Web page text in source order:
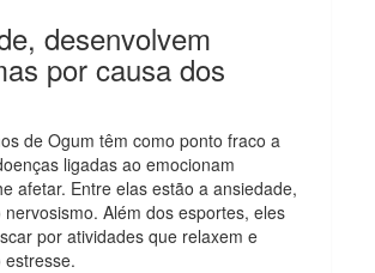
desenvolvem
por causa dos
de Ogum têm como ponto fraco a
ligadas ao emocionam
afetar. Entre elas estão a ansiedade,
Além dos esportes, eles
por atividades que relaxem e